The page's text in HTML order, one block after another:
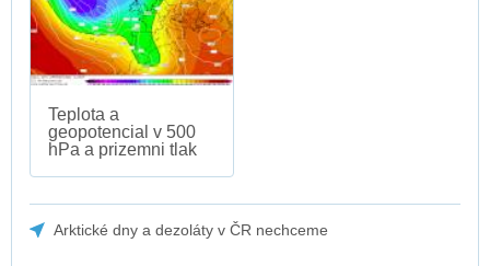
Teplota a
geopotencial v 500
hPa a prizemni tlak
Arktické dny a dezoláty v ČR nechceme